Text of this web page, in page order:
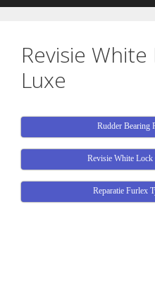
Revisie
Luxe
Rudder Bearing
Revisie White Lock
Reparatie Furlex